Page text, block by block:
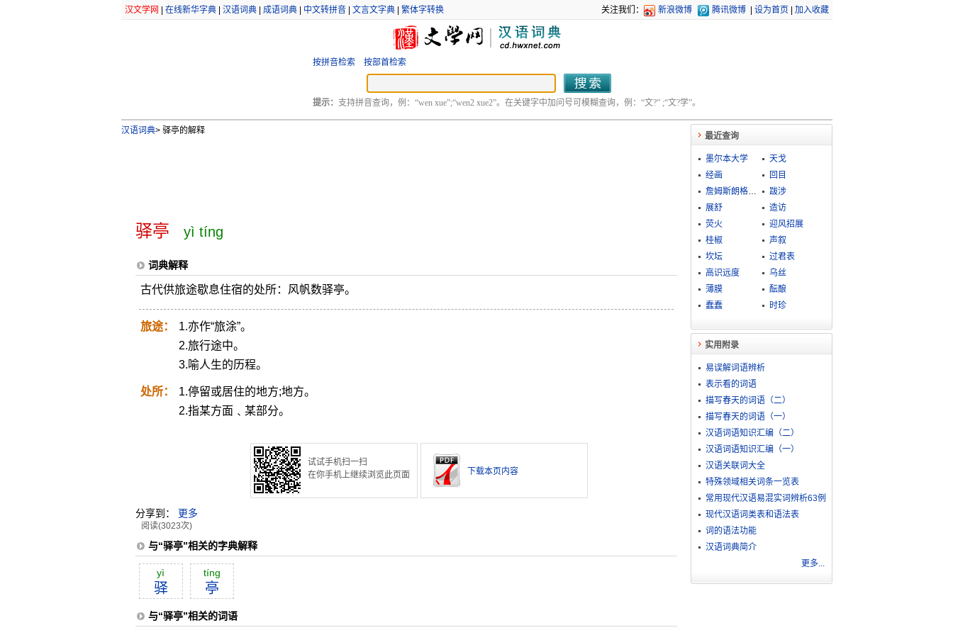
汉文学网 在线新华字典| 汉语词典| 成语词典| 中文转拼音| 文言文字典| 繁体字转换 关注我们： 新浪微博 腾讯微博 设为首页 加入收藏
按拼音检索 按部首检索
提示： 支持拼音查询，例：“wen xue”;“wen2 xue2”。在关键字中加问号可模糊查询，例：“文?” ;“文?学”。
汉语词典>驿亭的解释
驿亭 yì tíng
词典解释
古代供旅途歇息住宿的处所：风帆数驿亭。
旅途：
1.亦作“旅涂”。
2.旅行途中。
3.喻人生的历程。
处所：
1.停留或居住的地方;地方。
2.指某方面﹑某部分。
试试手机扫一扫
在你手机上继续浏览此页面
下载本页内容
分享到： 更多
阅读(3023次)
与“驿亭”相关的字典解释
yì
驿
tíng
亭
与“驿亭”相关的词语
最近查询
墨尔本大学
天戈
经画
回目
詹姆斯朗格情绪说
跋涉
展舒
造访
荧火
迎风招展
桂椒
声叙
坎坛
过君表
高识远度
乌丝
薄膜
酝酿
蠢蠢
时珍
实用附录
易误解词语辨析
表示看的词语
描写春天的词语（二）
描写春天的词语（一）
汉语词语知识汇编（二）
汉语词语知识汇编（一）
汉语关联词大全
特殊领域相关词条一览表
常用现代汉语易混实词辨析63例
现代汉语词类表和语法表
词的语法功能
汉语词典简介
更多...